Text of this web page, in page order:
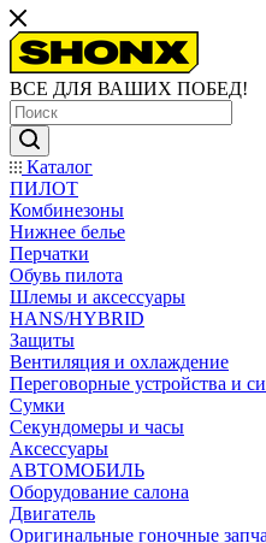
ВСЕ ДЛЯ ВАШИХ ПОБЕД!
Каталог
ПИЛОТ
Комбинезоны
Нижнее белье
Перчатки
Обувь пилота
Шлемы и аксессуары
HANS/HYBRID
Защиты
Вентиляция и охлаждение
Переговорные устройства и
Сумки
Секундомеры и часы
Аксессуары
АВТОМОБИЛЬ
Оборудование салона
Двигатель
Оригинальные гоночные